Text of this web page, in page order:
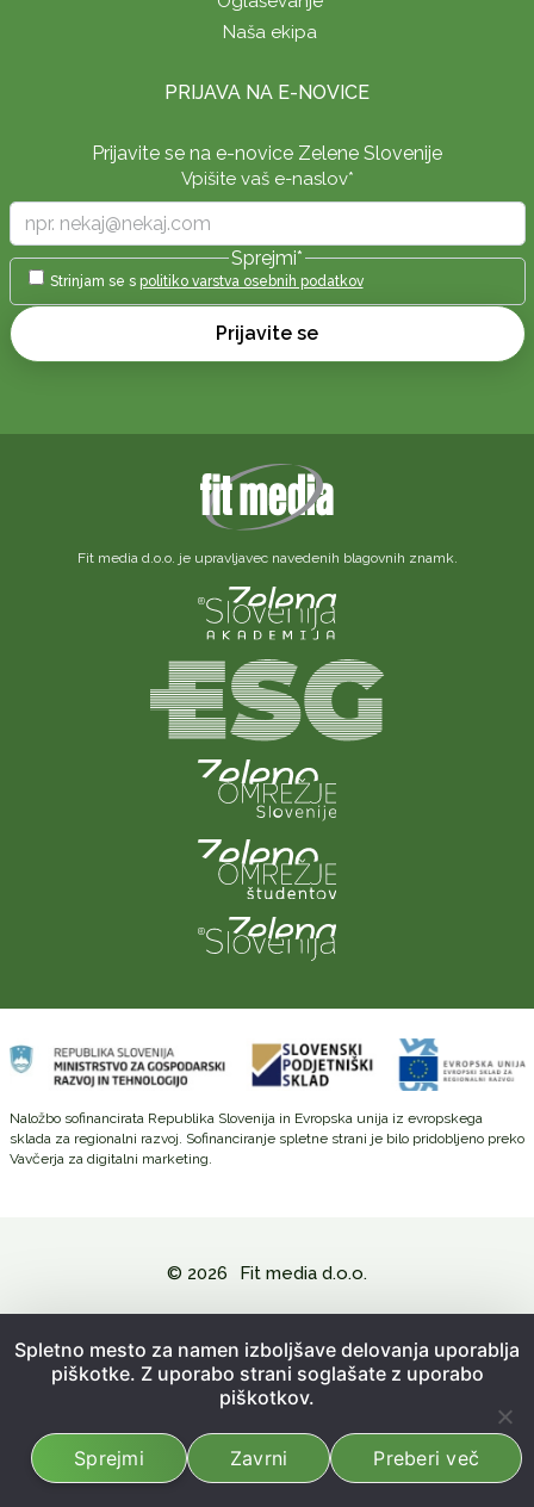
Naša ekipa
PRIJAVA NA E-NOVICE
Prijavite se na e-novice Zelene Slovenije
Vpišite vaš e-naslov*
Sprejmi*
Strinjam se s politiko varstva osebnih podatkov
Prijavite se
Fit media d.o.o. je upravljavec navedenih blagovnih znamk.
Naložbo sofinancirata Republika Slovenija in Evropska unija iz evropskega
sklada za regionalni razvoj. Sofinanciranje spletne strani je bilo pridobljeno preko
Vavčerja za digitalni marketing.
© 2026 Fit media d.o.o.
Splošni pogoji poslovanja
Izdelava spletne strani: Emigma
Spletno mesto za namen izboljšave delovanja uporablja
piškotke. Z uporabo strani soglašate z uporabo
piškotkov.
Sprejmi Zavrni Preberi več